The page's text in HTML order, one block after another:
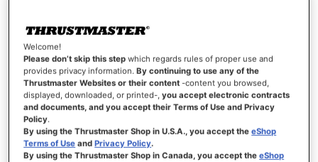
Mostra password
ACCEDI
Hai dimenticato la password?
Welcome!
Please don’t skip this step which regards rules of proper use and
provides privacy information.By continuing to use any of the
Thrustmaster Websites or their content -content you browsed,
displayed, downloaded, or printed-,you accept electronic contracts
and documents, and you accept their Terms of Use and Privacy
Policy.
By using the Thrustmaster Shop in U.S.A., you accept theeShop
Terms of Use andPrivacy Policy.
By using the Thrustmaster Shop in Canada, you accept theeShop